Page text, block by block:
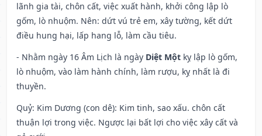
lãnh gia tài, chôn cất, việc xuất hành, khởi công lập lò
gốm, lò nhuộm. Nên: dứt vú trẻ em, xây tường, kết dứt
điều hung hại, lấp hang lỗ, làm cầu tiêu.
- Nhằm ngày 16 Âm Lịch là ngày Diệt Một kỵ lập lò gốm,
lò nhuộm, vào làm hành chính, làm rượu, kỵ nhất là đi
thuyền.
Quỷ: Kim Dương (con dê): Kim tinh, sao xấu. chôn cất
thuận lợi trong việc. Ngược lại bất lợi cho việc xây cất và